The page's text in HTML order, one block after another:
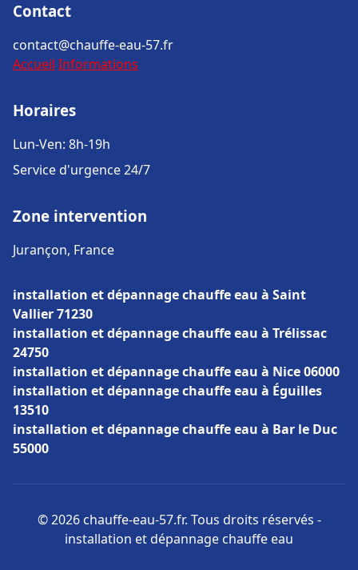
Contact
contact@chauffe-eau-57.fr
Accueil Informations
Horaires
Lun-Ven: 8h-19h
Service d'urgence 24/7
Zone intervention
Jurançon, France
installation et dépannage chauffe eau à Saint
Vallier 71230
installation et dépannage chauffe eau à Trélissac
24750
installation et dépannage chauffe eau à Nice 06000
installation et dépannage chauffe eau à Éguilles
13510
installation et dépannage chauffe eau à Bar le Duc
55000
© 2026 chauffe-eau-57.fr. Tous droits réservés -
installation et dépannage chauffe eau